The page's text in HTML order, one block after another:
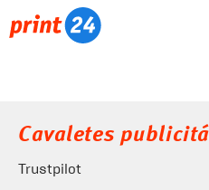
Cavaletes
Trustpilot